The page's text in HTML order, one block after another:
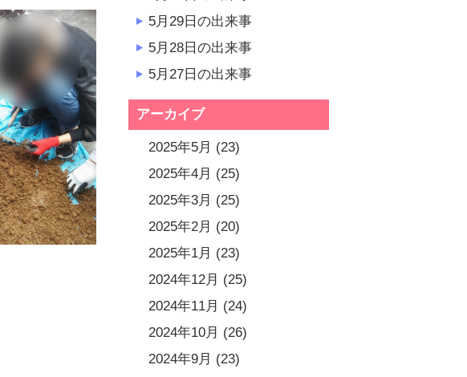
5月29日の出来事
5月28日の出来事
5月27日の出来事
アーカイブ
2025年5月 (23)
2025年4月 (25)
2025年3月 (25)
2025年2月 (20)
2025年1月 (23)
2024年12月 (25)
2024年11月 (24)
2024年10月 (26)
2024年9月 (23)